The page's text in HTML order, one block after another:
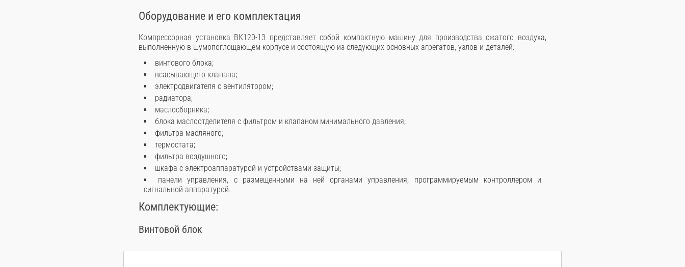
Оборудование и его комплектация
Компрессорная установка ВК120-13 представляет собой компактную машину для производства сжатого воздуха,
выполненную в шумопоглощающем корпусе и состоящую из следующих основных агрегатов, узлов и деталей:
винтового блока;
всасывающего клапана;
электродвигателя с вентилятором;
радиатора;
маслосборника;
блока маслоотделителя с фильтром и клапаном минимального давления;
фильтра масляного;
термостата;
фильтра воздушного;
шкафа с электроаппаратурой и устройствами защиты;
панели управления, с размещенными на ней органами управления, программируемым контроллером и
сигнальной аппаратурой.
Комплектующие:
Винтовой блок